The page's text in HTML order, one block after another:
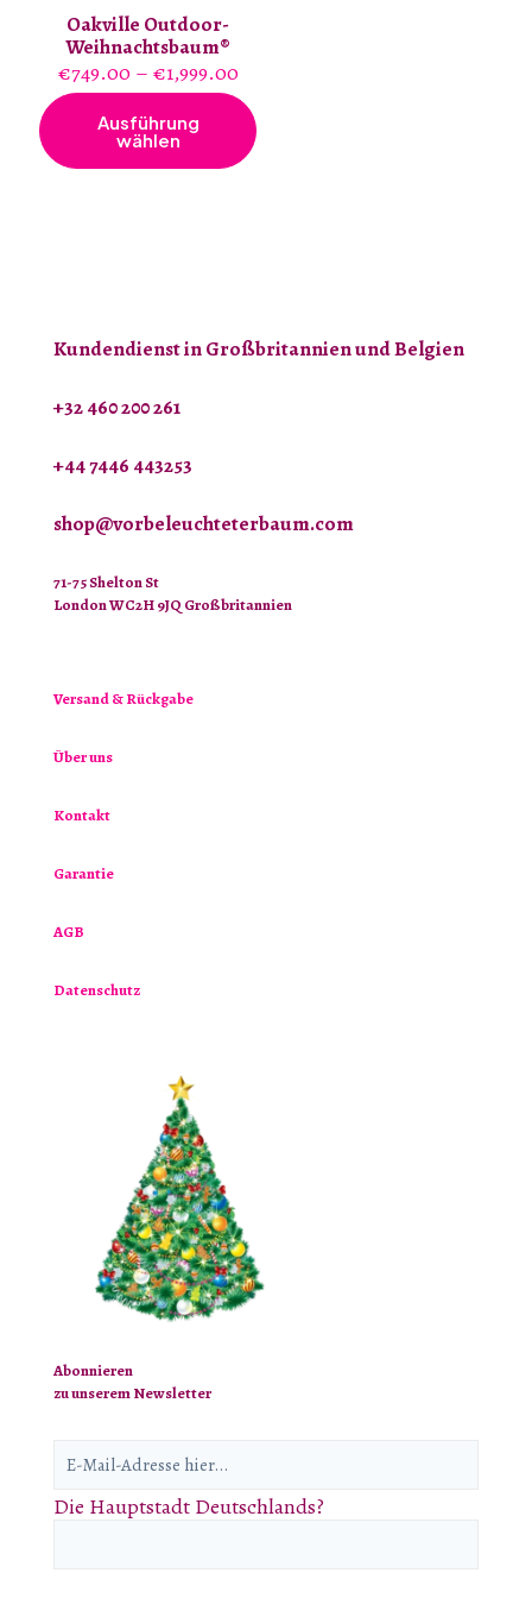
Oakville Outdoor-
Weihnachtsbaum®
€749.00 – €1,999.00Preisspanne:
€749.00
bis
€1,999.00
Ausführung
wählen
Dieses
Produkt
auf
gewählt
Kundendienst in Großbritannien und Belgien
+32 460 200 261
+44 7446 443253
shop@vorbeleuchteterbaum.com
71-75 Shelton St
London WC2H 9JQ Großbritannien
Versand & Rückgabe
Über uns
Kontakt
Garantie
AGB
Datenschutz
Abonnieren
zu unserem Newsletter
Die Hauptstadt Deutschlands?